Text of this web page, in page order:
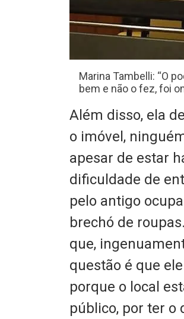
Marina Tambelli: “O
bem e não o fez, foi
Além disso, ela
o imóvel,
apesar de estar
dificuldade de
pelo antigo
brechó de
que,
questão é que
porque o local
público, por ter o